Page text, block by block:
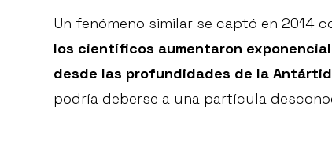
Un fenómeno similar se captó en 2014
los científicos aumentaron
desde las profundidades de la
podría deberse a una partícula